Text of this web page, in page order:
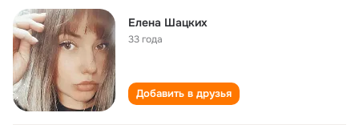
Елена Шацких
33 года
Добавить в друзья